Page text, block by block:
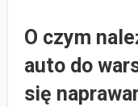
O czym
auto do
się